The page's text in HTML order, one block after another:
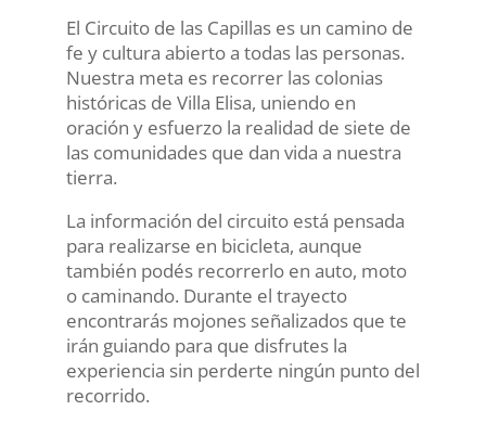
El Circuito de las Capillas es un camino de
fe y cultura abierto a todas las personas.
Nuestra meta es recorrer las colonias
históricas de Villa Elisa, uniendo en
oración y esfuerzo la realidad de siete de
las comunidades que dan vida a nuestra
tierra.
La información del circuito está pensada
para realizarse en bicicleta, aunque
también podés recorrerlo en auto, moto
o caminando. Durante el trayecto
encontrarás mojones señalizados que te
irán guiando para que disfrutes la
experiencia sin perderte ningún punto del
recorrido.